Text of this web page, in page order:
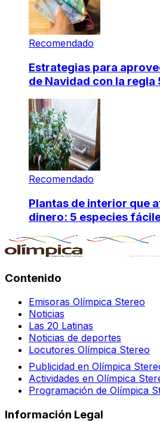
Recomendado
Estrategias para
de Navidad con la
Recomendado
Plantas de interior que
dinero: 5 especies
Contenido
Emisoras Olímpica Stereo
Noticias
Las 20 Latinas
Noticias de deportes
Locutores Olímpica Stereo
Publicidad en Olímpica
Actividades en Olímpica
Programación de Olímpica
Información Legal